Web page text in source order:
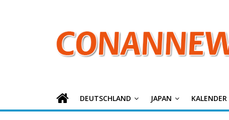
Detektiv
Conan
News
DEUTSCHLAND JAPAN KALENDER